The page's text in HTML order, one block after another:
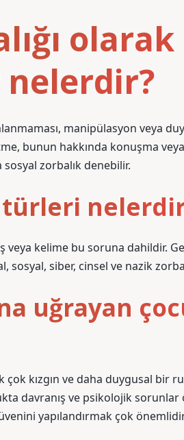
nelerdir?
manipülasyon veya
bunun hakkında konuşma
zorbalık denebilir.
türleri
kelime bu soruna dahildir.
sosyal, siber, cinsel ve nazik
uğrayan
çok kızgın ve daha duygusal bir
davranış ve psikolojik
yapılandırmak çok